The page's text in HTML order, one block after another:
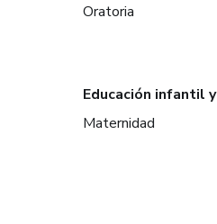
Oratoria
Educación infantil
Maternidad